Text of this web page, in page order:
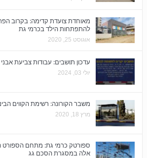
מאוחדת צועדת קדימה: בקרוב
להתפתחות הילד בכרמי גת
אוגוסט 25, 2020
עדכון תושבים: עבודות צביעת
יולי 03, 2024
משבר הקורונה: רשימת הקווים
מרץ 18, 2020
ספורטק כרמי גת: מתחם הספורט
אלה במסגרת הסכם גג